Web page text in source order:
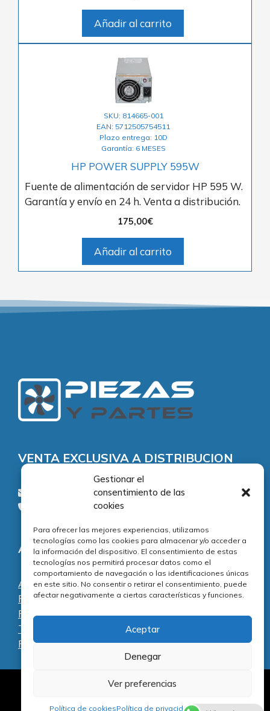
Gestionar el
consentimiento de las
cookies
Para ofrecer las mejores experiencias, utilizamos
tecnologías como las cookies para almacenar y/o acceder a
la información del dispositivo. El consentimiento de estas
tecnologías nos permitirá procesar datos como el
comportamiento de navegación o las identificaciones únicas
en este sitio. No consentir o retirar el consentimiento, puede
afectar negativamente a ciertas características y funciones.
Aceptar
Denegar
Ver preferencias
Política de cookiesPolítica de privacidadAviso Legal
Añadir al carrito
SKU: 814665-001
EAN: 5712505754511
Plazo entrega: 10D
Garantía: 6 MESES
HP POWER SUPPLY 595W
Fuente de alimentación de servidor HP 595 W.
Garantía y envío en 24 h. Venta a distribución.
175,00€
Añadir al carrito
VENTA EXCLUSIVA A DISTRIBUCION
consultas@piezasypartes.es
Tel.: 91 811 73 02
Adecuación normativa
Aviso legal
Política de privacidad
Política de cookies
Términos y condiciones
Preguntas frecuentes
Al servicio de la reparación y el mantenimiento
Finalizar Compra